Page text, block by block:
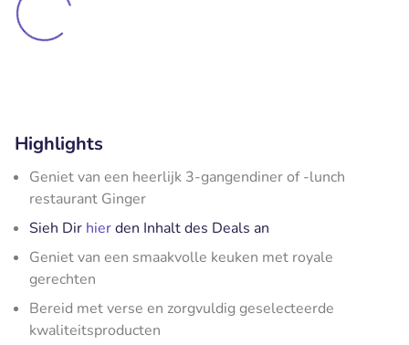
Highlights
Geniet van een heerlijk 3-gangendiner of -lunch
restaurant Ginger
Sieh Dir hierden Inhalt des Deals an
Geniet van een smaakvolle keuken met royale
gerechten
Bereid met verse en zorgvuldig geselecteerde
kwaliteitsproducten